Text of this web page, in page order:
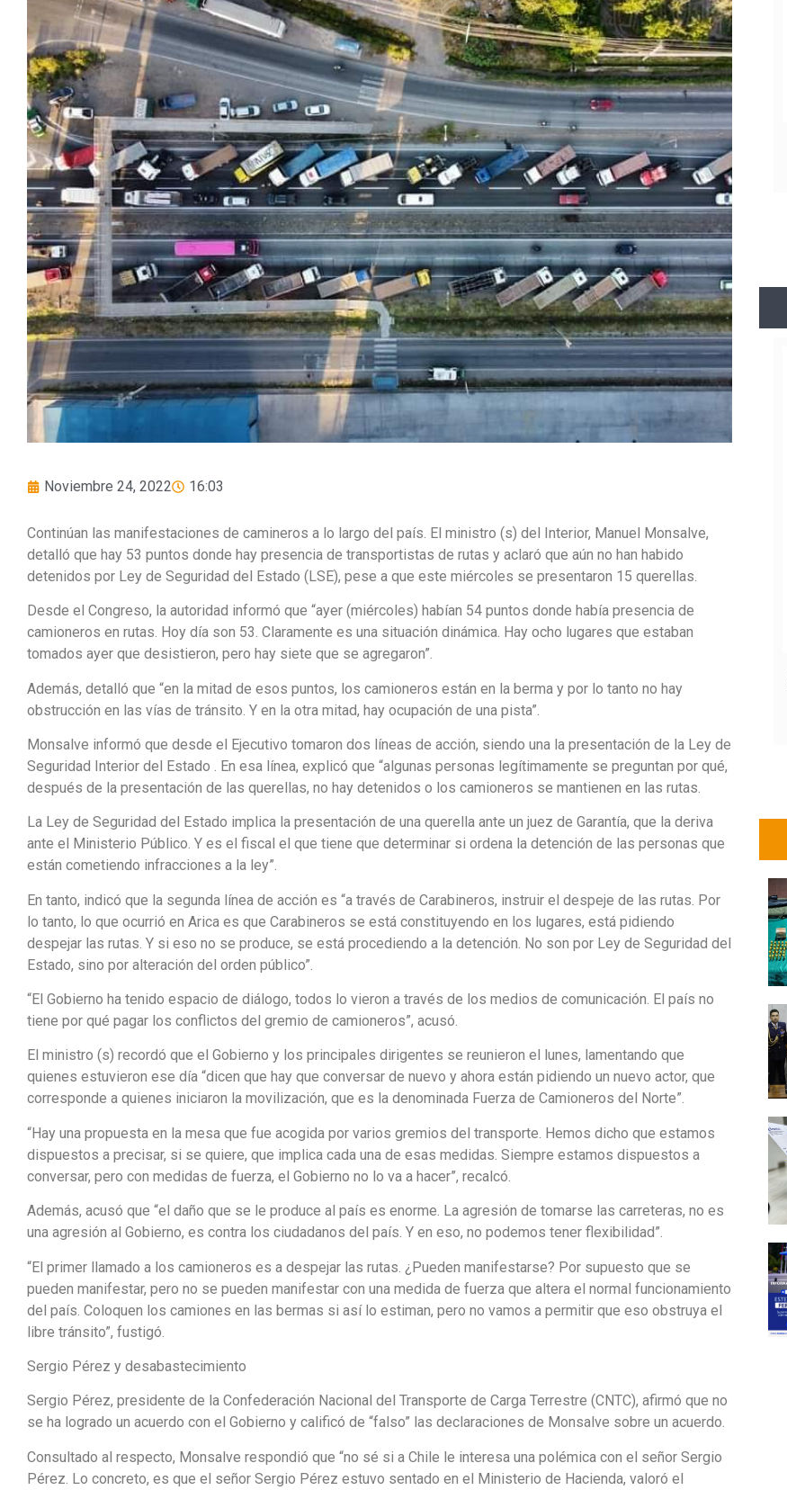
Noviembre 24, 2022 16:03
Continúan las manifestaciones de camineros a lo largo del país. El ministro (s) del Interior, Manuel Monsalve,
detalló que hay 53 puntos donde hay presencia de transportistas de rutas y aclaró que aún no han habido
detenidos por Ley de Seguridad del Estado (LSE), pese a que este miércoles se presentaron 15 querellas.
Desde el Congreso, la autoridad informó que “ayer (miércoles) habían 54 puntos donde había presencia de
camioneros en rutas. Hoy día son 53. Claramente es una situación dinámica. Hay ocho lugares que estaban
tomados ayer que desistieron, pero hay siete que se agregaron”.
Además, detalló que “en la mitad de esos puntos, los camioneros están en la berma y por lo tanto no hay
obstrucción en las vías de tránsito. Y en la otra mitad, hay ocupación de una pista”.
Monsalve informó que desde el Ejecutivo tomaron dos líneas de acción, siendo una la presentación de la Ley de
Seguridad Interior del Estado . En esa línea, explicó que “algunas personas legítimamente se preguntan por qué,
después de la presentación de las querellas, no hay detenidos o los camioneros se mantienen en las rutas.
La Ley de Seguridad del Estado implica la presentación de una querella ante un juez de Garantía, que la deriva
ante el Ministerio Público. Y es el fiscal el que tiene que determinar si ordena la detención de las personas que
están cometiendo infracciones a la ley”.
En tanto, indicó que la segunda línea de acción es “a través de Carabineros, instruir el despeje de las rutas. Por
lo tanto, lo que ocurrió en Arica es que Carabineros se está constituyendo en los lugares, está pidiendo
despejar las rutas. Y si eso no se produce, se está procediendo a la detención. No son por Ley de Seguridad del
Estado, sino por alteración del orden público”.
“El Gobierno ha tenido espacio de diálogo, todos lo vieron a través de los medios de comunicación. El país no
tiene por qué pagar los conflictos del gremio de camioneros”, acusó.
El ministro (s) recordó que el Gobierno y los principales dirigentes se reunieron el lunes, lamentando que
quienes estuvieron ese día “dicen que hay que conversar de nuevo y ahora están pidiendo un nuevo actor, que
corresponde a quienes iniciaron la movilización, que es la denominada Fuerza de Camioneros del Norte”.
“Hay una propuesta en la mesa que fue acogida por varios gremios del transporte. Hemos dicho que estamos
dispuestos a precisar, si se quiere, que implica cada una de esas medidas. Siempre estamos dispuestos a
conversar, pero con medidas de fuerza, el Gobierno no lo va a hacer”, recalcó.
Además, acusó que “el daño que se le produce al país es enorme. La agresión de tomarse las carreteras, no es
una agresión al Gobierno, es contra los ciudadanos del país. Y en eso, no podemos tener flexibilidad”.
“El primer llamado a los camioneros es a despejar las rutas. ¿Pueden manifestarse? Por supuesto que se
pueden manifestar, pero no se pueden manifestar con una medida de fuerza que altera el normal funcionamiento
del país. Coloquen los camiones en las bermas si así lo estiman, pero no vamos a permitir que eso obstruya el
libre tránsito”, fustigó.
Sergio Pérez y desabastecimiento
Sergio Pérez, presidente de la Confederación Nacional del Transporte de Carga Terrestre (CNTC), afirmó que no
se ha logrado un acuerdo con el Gobierno y calificó de “falso” las declaraciones de Monsalve sobre un acuerdo.
Consultado al respecto, Monsalve respondió que “no sé si a Chile le interesa una polémica con el señor Sergio
Pérez. Lo concreto, es que el señor Sergio Pérez estuvo sentado en el Ministerio de Hacienda, valoró el